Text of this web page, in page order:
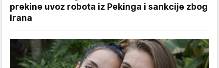
prekine uvoz robota iz Pekinga i sankcije zbog
Irana